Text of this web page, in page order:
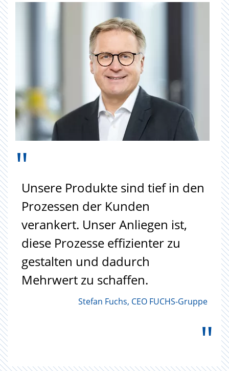
"
Unsere Produkte sind tief in den
Prozessen der Kunden
verankert. Unser Anliegen ist,
diese Prozesse effizienter zu
gestalten und dadurch
Mehrwert zu schaffen.
Stefan Fuchs, CEO FUCHS-Gruppe
"